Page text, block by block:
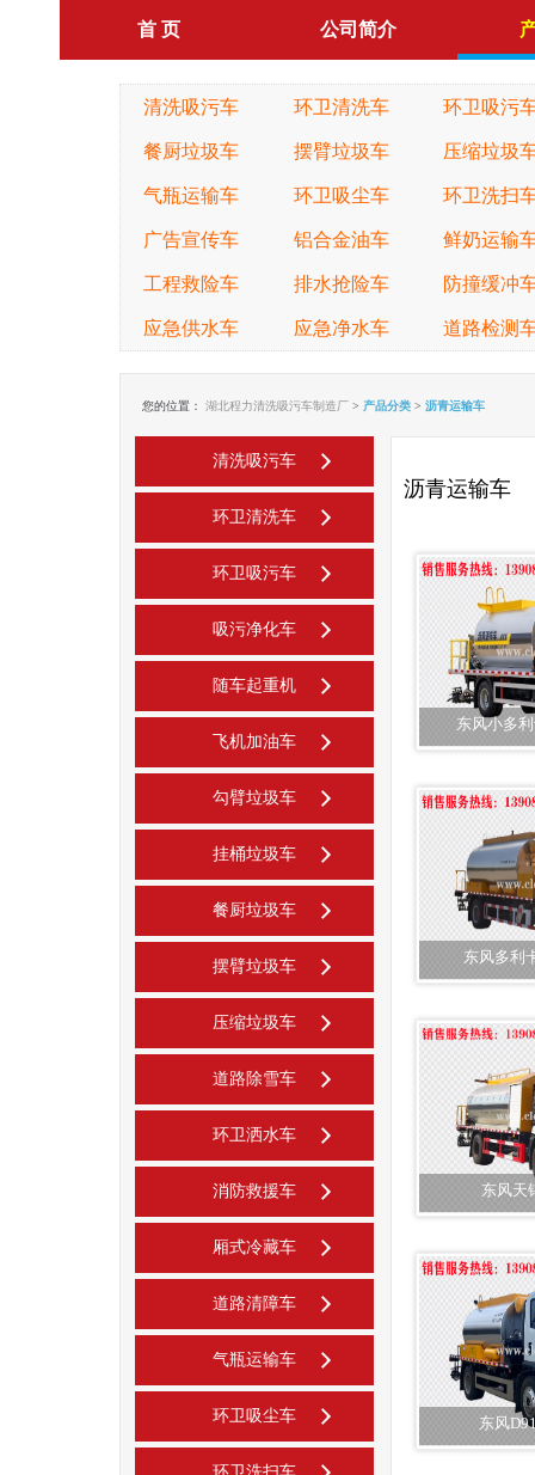
首 页 公司简介
清洗吸污车 环卫清洗车 环卫吸污
餐厨垃圾车 摆臂垃圾车 压缩垃圾
气瓶运输车 环卫吸尘车 环卫洗扫
广告宣传车 铝合金油车 鲜奶运输
工程救险车 排水抢险车 防撞缓冲
应急供水车 应急净水车 道路检测
您的位置： 湖北程力清洗吸污车制造厂 > 产品分类 > 沥青运输车
清洗吸污车
环卫清洗车
环卫吸污车
吸污净化车
随车起重机
飞机加油车
勾臂垃圾车
挂桶垃圾车
餐厨垃圾车
摆臂垃圾车
压缩垃圾车
道路除雪车
环卫洒水车
消防救援车
厢式冷藏车
道路清障车
气瓶运输车
环卫吸尘车
沥青运输车
东风小多
东风多利
东风天
东风